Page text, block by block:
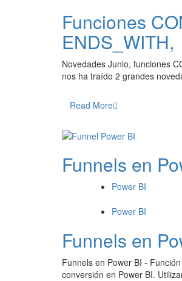
Funciones
ENDS_WITH,
Novedades Junio, funciones
nos ha traído 2 grandes
Read More
Funnels en
Power BI
Power BI
Funnels en
Funnels en Power BI -
conversión en Power BI.